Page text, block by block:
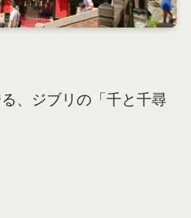
、ジブリの「千と千尋